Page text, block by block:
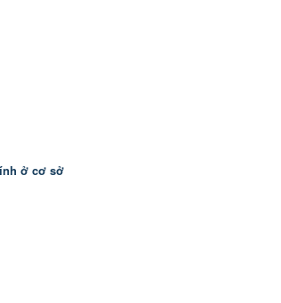
ở cơ sở